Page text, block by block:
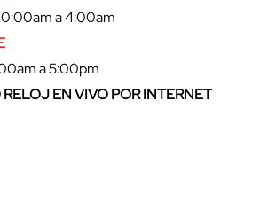
a 4:00am
a 5:00pm
EN VIVO POR INTERNET